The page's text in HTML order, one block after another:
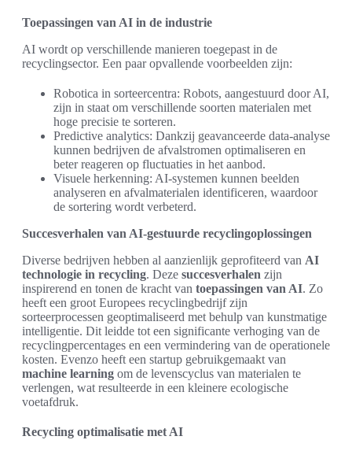
Toepassingen van AI in de industrie
AI wordt op verschillende manieren toegepast in de
recyclingsector. Een paar opvallende voorbeelden zijn:
Robotica in sorteercentra: Robots, aangestuurd door AI,
zijn in staat om verschillende soorten materialen met
hoge precisie te sorteren.
Predictive analytics: Dankzij geavanceerde data-analyse
kunnen bedrijven de afvalstromen optimaliseren en
beter reageren op fluctuaties in het aanbod.
Visuele herkenning: AI-systemen kunnen beelden
analyseren en afvalmaterialen identificeren, waardoor
de sortering wordt verbeterd.
Succesverhalen van AI-gestuurde recyclingoplossingen
Diverse bedrijven hebben al aanzienlijk geprofiteerd van AI
technologie in recycling. Deze succesverhalen zijn
inspirerend en tonen de kracht van toepassingen van AI. Zo
heeft een groot Europees recyclingbedrijf zijn
sorteerprocessen geoptimaliseerd met behulp van kunstmatige
intelligentie. Dit leidde tot een significante verhoging van de
recyclingpercentages en een vermindering van de operationele
kosten. Evenzo heeft een startup gebruikgemaakt van
machine learning om de levenscyclus van materialen te
verlengen, wat resulteerde in een kleinere ecologische
voetafdruk.
Recycling optimalisatie met AI